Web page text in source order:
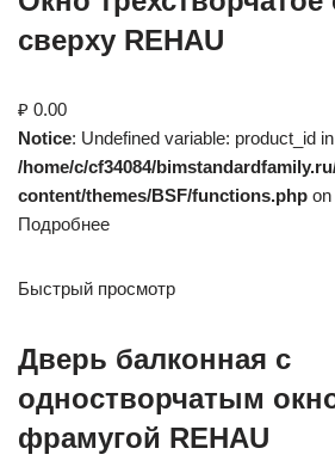
сверху REHAU
₽ 0.00
Notice: Undefined variable: product_id in
/home/c/cf34084/
content/themes/BSF/functions.php on
Подробнее
Быстрый просмотр
Дверь балконная с
одностворчатым
фрамугой REHAU